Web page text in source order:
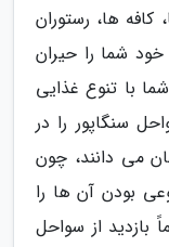
کافه ها، رستوران
شما را حیران
با تنوع غذایی
سنگاپور را در
می دانند، چون
بودن آن ها را
بازدید از سواحل